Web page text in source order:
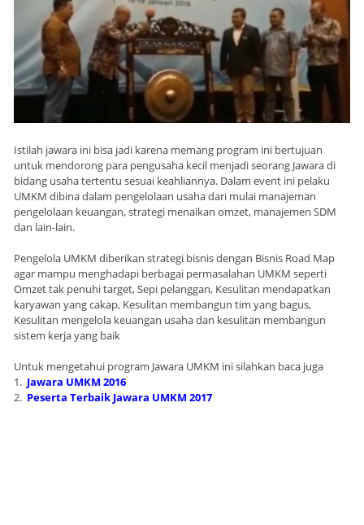
Istilah jawara ini bisa jadi karena memang program ini bertujuan
untuk mendorong para pengusaha kecil menjadi seorang Jawara di
bidang usaha tertentu sesuai keahliannya. Dalam event ini pelaku
UMKM dibina dalam pengelolaan usaha dari mulai manajeman
pengelolaan keuangan, strategi menaikan omzet, manajemen SDM
dan lain-lain.
Pengelola UMKM diberikan strategi bisnis dengan Bisnis Road Map
agar mampu menghadapi berbagai permasalahan UMKM seperti
Omzet tak penuhi target, Sepi pelanggan, Kesulitan mendapatkan
karyawan yang cakap, Kesulitan membangun tim yang bagus,
Kesulitan mengelola keuangan usaha dan kesulitan membangun
sistem kerja yang baik
Untuk mengetahui program Jawara UMKM ini silahkan baca juga
1. Jawara UMKM 2016
2. Peserta Terbaik Jawara UMKM 2017